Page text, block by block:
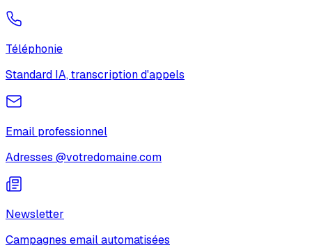
Téléphonie
Standard IA, transcription d'appels
Email professionnel
Adresses @votredomaine.com
Newsletter
Campagnes email automatisées